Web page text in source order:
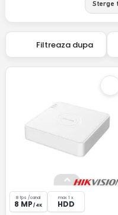
Sterge
Filtreaza dupa
8 fps /canal
8 MP / 4K
max 1 x
HDD